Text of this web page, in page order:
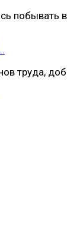
побывать в
труда,